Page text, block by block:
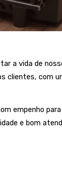
a vida de
com
empenho
e bom